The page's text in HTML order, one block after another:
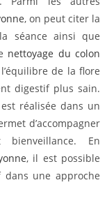
, on peut citer la
séance ainsi que
nettoyage du colon
de la flore
digestif plus sain.
est réalisée dans un
d’accompagner
En
, il est possible
une approche